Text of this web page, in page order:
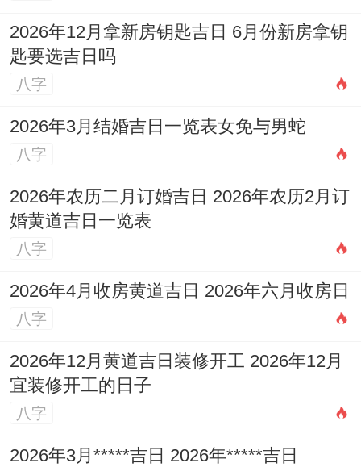
个人八字参考
：黄历吉日是普适性的选择。
若条件允许,结合业主及家人的生辰八字进行
精准择日;是更为理想的做法，能使吉日能量
选择一個吉祥的日子開啟家宅的煥新之旅、
是對傳統文化的尊重！也是對未來美好生活
的一份虔誠祈願，它不僅能從心理上給予我
們積極的暗示。
我知道的是，能通過遵循自然與時空的法
則，巧妙規避可能存在的風險;為整個裝修工
程奠定一個与諧穩固的基礎.願您在2026年
11月尋的那箇專屬於您的良辰吉時，讓家宅
2026年12月拿新房钥匙吉日 6月份新房拿钥
匙要选吉日吗
八字
2026年3月结婚吉日一览表女免与男蛇
八字
2026年农历二月订婚吉日 2026年农历2月订
婚黄道吉日一览表
八字
2026年4月收房黄道吉日 2026年六月收房日
八字
2026年12月黄道吉日装修开工 2026年12月
宜装修开工的日子
八字
2026年3月*****吉日 2026年*****吉日